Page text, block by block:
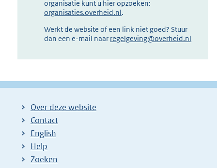
organisatie kunt u hier opzoeken:
organisaties.overheid.nl.
Werkt de website of een link niet goed? Stuur
dan een e-mail naar regelgeving@overheid.nl
Over deze website
Contact
English
Help
Zoeken